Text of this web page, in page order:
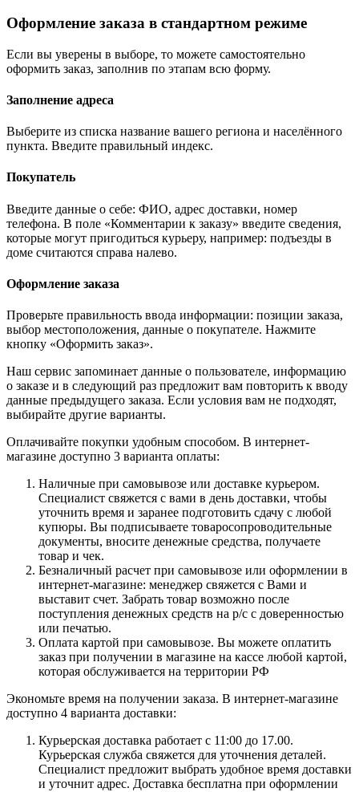
Оформление заказа в стандартном режиме
Если вы уверены в выборе, то можете самостоятельно
оформить заказ, заполнив по этапам всю форму.
Заполнение адреса
Выберите из списка название вашего региона и населённого
пункта. Введите правильный индекс.
Покупатель
Введите данные о себе: ФИО, адрес доставки, номер
телефона. В поле «Комментарии к заказу» введите сведения,
которые могут пригодиться курьеру, например: подъезды в
доме считаются справа налево.
Оформление заказа
Проверьте правильность ввода информации: позиции заказа,
выбор местоположения, данные о покупателе. Нажмите
кнопку «Оформить заказ».
Наш сервис запоминает данные о пользователе, информацию
о заказе и в следующий раз предложит вам повторить к вводу
данные предыдущего заказа. Если условия вам не подходят,
выбирайте другие варианты.
Оплачивайте покупки удобным способом. В интернет-
магазине доступно 3 варианта оплаты:
Наличные при самовывозе или доставке курьером.
Специалист свяжется с вами в день доставки, чтобы
уточнить время и заранее подготовить сдачу с любой
купюры. Вы подписываете товаросопроводительные
документы, вносите денежные средства, получаете
товар и чек.
Безналичный расчет при самовывозе или оформлении в
интернет-магазине: менеджер свяжется с Вами и
выставит счет. Забрать товар возможно после
поступления денежных средств на р/с с доверенностью
или печатью.
Оплата картой при самовывозе. Вы можете оплатить
заказ при получении в магазине на кассе любой картой,
которая обслуживается на территории РФ
Экономьте время на получении заказа. В интернет-магазине
доступно 4 варианта доставки:
Курьерская доставка работает с 11:00 до 17.00.
Курьерская служба свяжется для уточнения деталей.
Специалист предложит выбрать удобное время доставки
и уточнит адрес. Доставка бесплатна при оформлении